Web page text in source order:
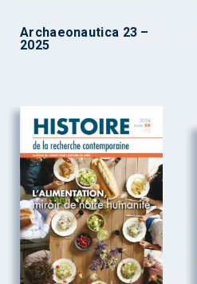
Archaeonautica 23 –
2025